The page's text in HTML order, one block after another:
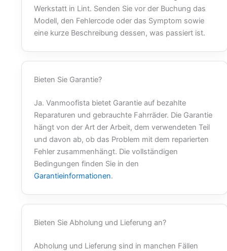
Werkstatt in Lint. Senden Sie vor der Buchung das
Modell, den Fehlercode oder das Symptom sowie
eine kurze Beschreibung dessen, was passiert ist.
Bieten Sie Garantie?
Ja. Vanmoofista bietet Garantie auf bezahlte
Reparaturen und gebrauchte Fahrräder. Die Garantie
hängt von der Art der Arbeit, dem verwendeten Teil
und davon ab, ob das Problem mit dem reparierten
Fehler zusammenhängt. Die vollständigen
Bedingungen finden Sie in den
Garantieinformationen.
Bieten Sie Abholung und Lieferung an?
Abholung und Lieferung sind in manchen Fällen